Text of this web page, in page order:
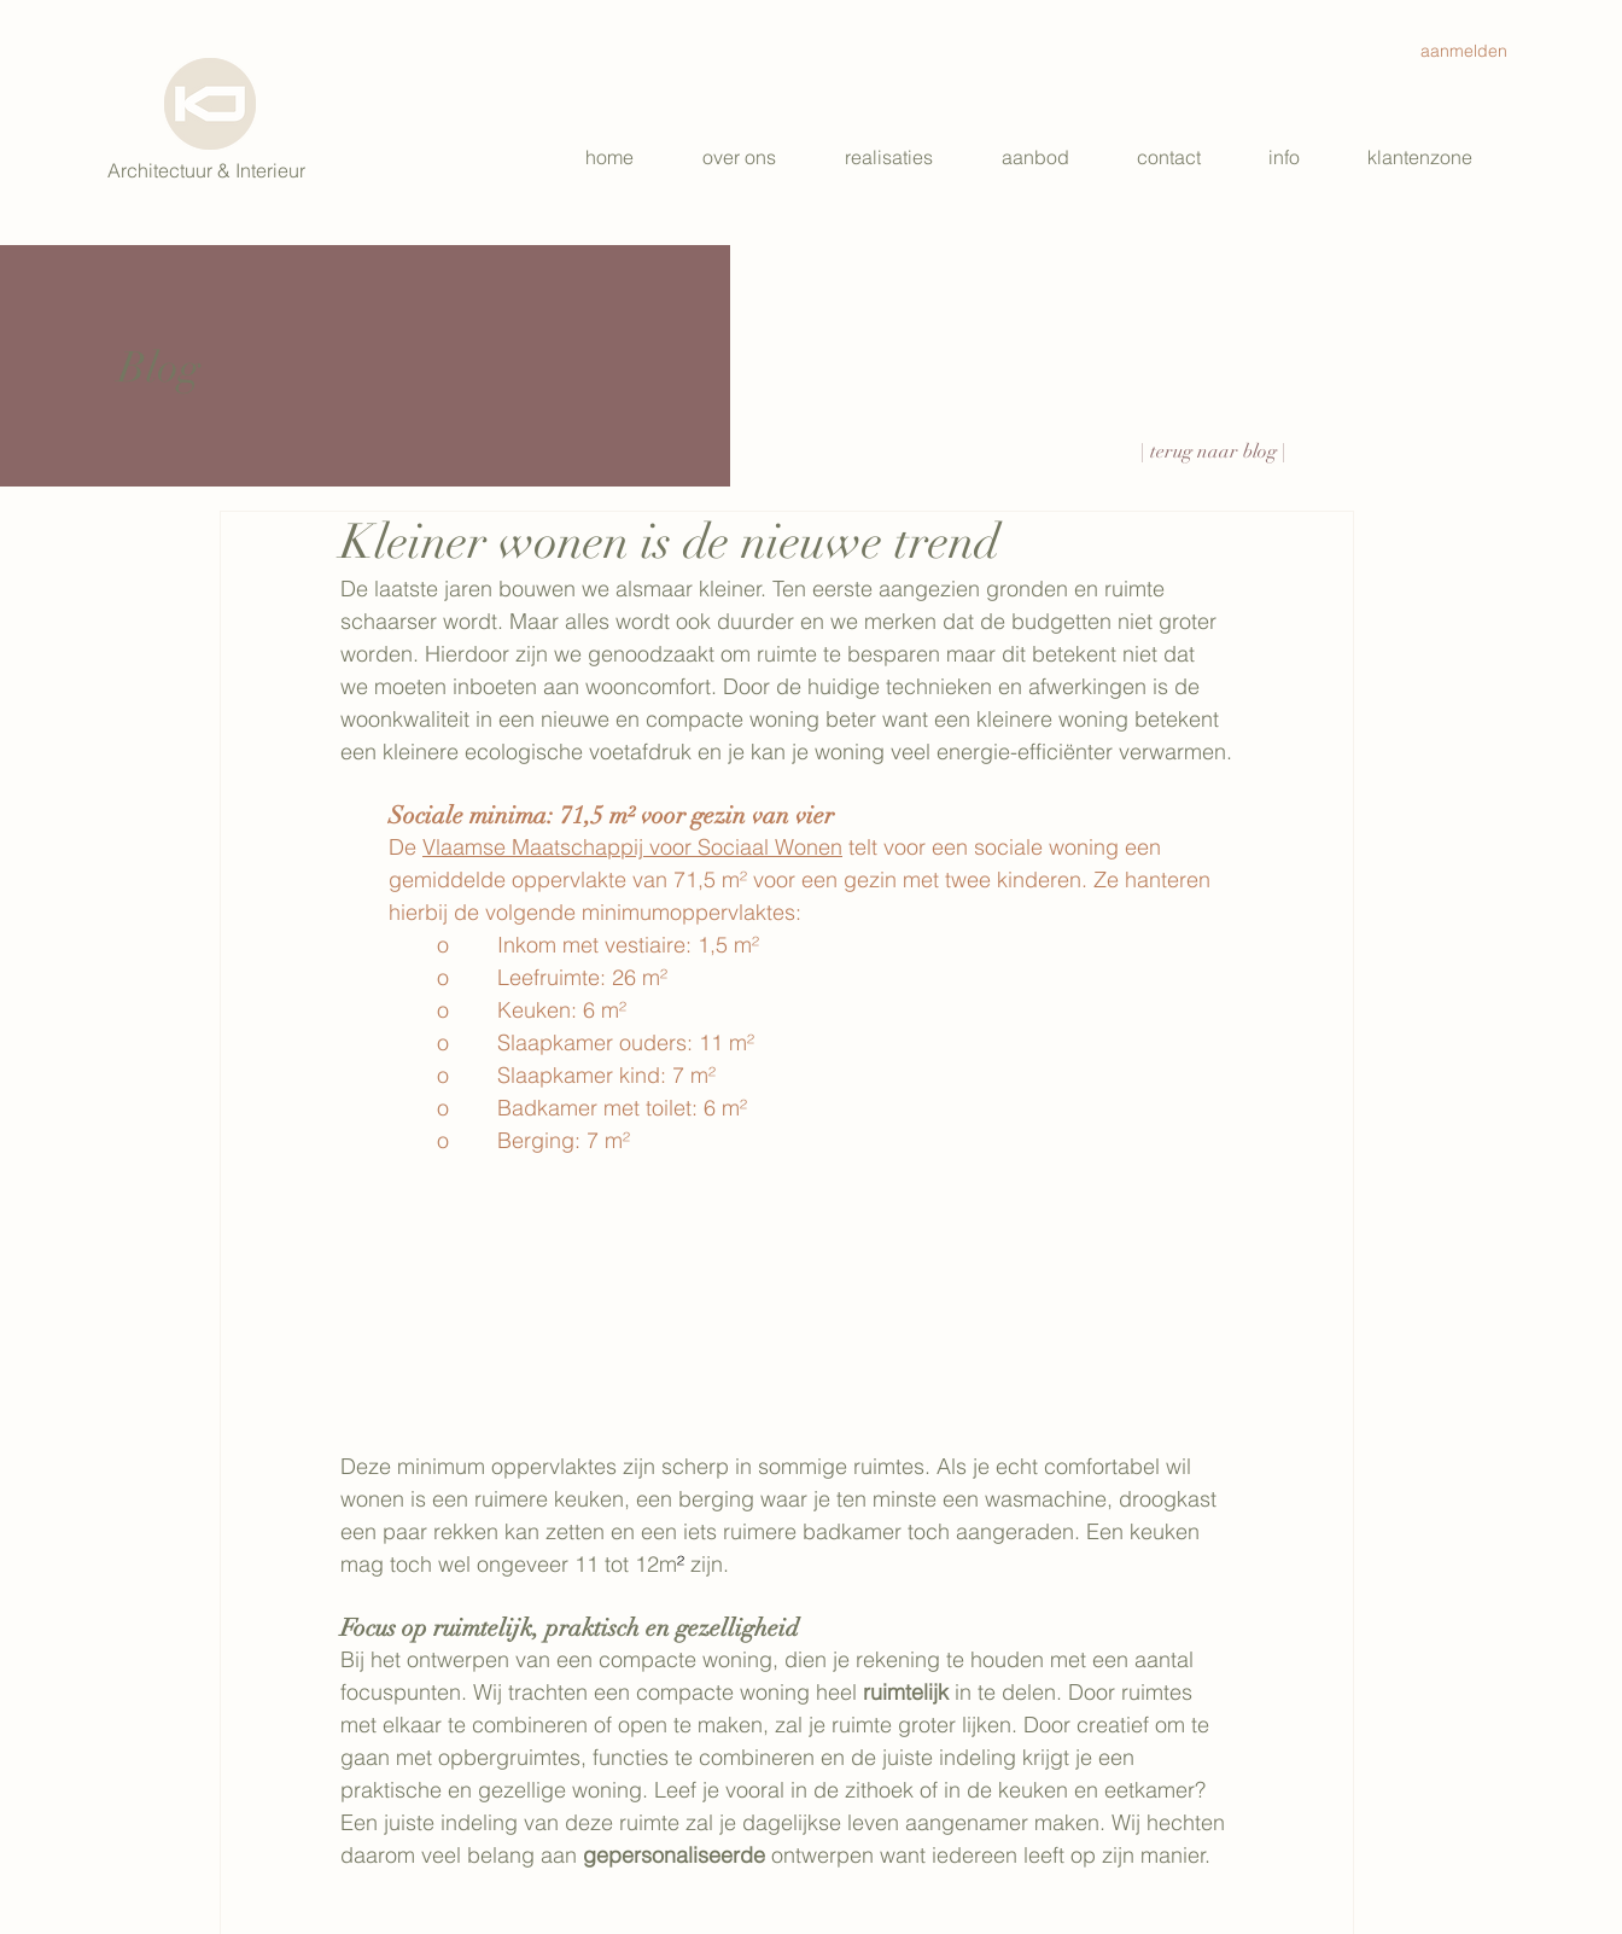
Architectuur & Interieur
aanmelden
home over ons realisaties aanbod contact info klantenzone
| terug naar blog |
Kleiner wonen is de nieuwe trend
De laatste jaren bouwen we alsmaar kleiner. Ten eerste aangezien gronden en ruimte
schaarser wordt. Maar alles wordt ook duurder en we merken dat de budgetten niet groter
worden. Hierdoor zijn we genoodzaakt om ruimte te besparen maar dit betekent niet dat
we moeten inboeten aan wooncomfort. Door de huidige technieken en afwerkingen is de
woonkwaliteit in een nieuwe en compacte woning beter want een kleinere woning betekent
een kleinere ecologische voetafdruk en je kan je woning veel energie-efficiënter verwarmen.
Sociale minima: 71,5 m² voor gezin van vier
De Vlaamse Maatschappij voor Sociaal Wonen telt voor een sociale woning een
gemiddelde oppervlakte van 71,5 m² voor een gezin met twee kinderen. Ze hanteren
hierbij de volgende minimumoppervlaktes:
o        Inkom met vestiaire: 1,5 m²
o        Leefruimte: 26 m²
o        Keuken: 6 m²
o        Slaapkamer ouders: 11 m²
o        Slaapkamer kind: 7 m²
o        Badkamer met toilet: 6 m²
o        Berging: 7 m²
Deze minimum oppervlaktes zijn scherp in sommige ruimtes. Als je echt comfortabel wil
wonen is een ruimere keuken, een berging waar je ten minste een wasmachine, droogkast
een paar rekken kan zetten en een iets ruimere badkamer toch aangeraden. Een keuken
mag toch wel ongeveer 11 tot 12m² zijn.
Focus op ruimtelijk, praktisch en gezelligheid
Bij het ontwerpen van een compacte woning, dien je rekening te houden met een aantal
focuspunten. Wij trachten een compacte woning heel ruimtelijk in te delen. Door ruimtes
met elkaar te combineren of open te maken, zal je ruimte groter lijken. Door creatief om te
gaan met opbergruimtes, functies te combineren en de juiste indeling krijgt je een
praktische en gezellige woning. Leef je vooral in de zithoek of in de keuken en eetkamer?
Een juiste indeling van deze ruimte zal je dagelijkse leven aangenamer maken. Wij hechten
daarom veel belang aan gepersonaliseerde ontwerpen want iedereen leeft op zijn manier.